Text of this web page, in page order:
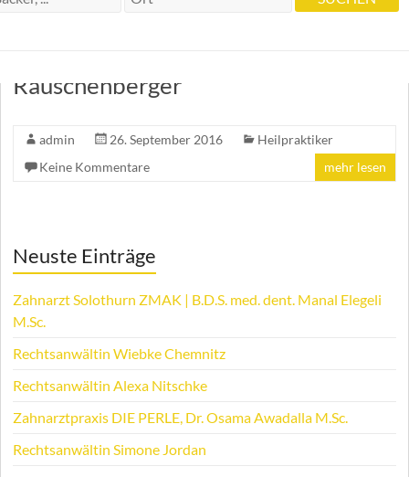
Rauschenberger
admin 26. September 2016
Heilpraktiker
Keine Kommentare
mehr lesen
Neuste Einträge
Zahnarzt Solothurn ZMAK | B.D.S. med. dent. Manal Elegeli
M.Sc.
Rechtsanwältin Wiebke Chemnitz
Rechtsanwältin Alexa Nitschke
Zahnarztpraxis DIE PERLE, Dr. Osama Awadalla M.Sc.
Rechtsanwältin Simone Jordan